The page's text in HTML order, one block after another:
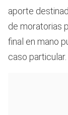
aporte
de moratorias
final en mano
caso particular.